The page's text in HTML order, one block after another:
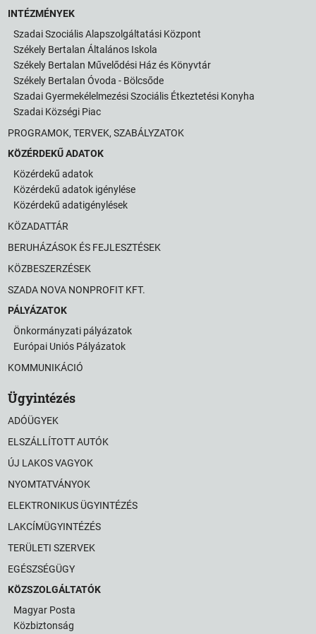
INTÉZMÉNYEK
Szadai Szociális Alapszolgáltatási Központ
Székely Bertalan Általános Iskola
Székely Bertalan Művelődési Ház és Könyvtár
Székely Bertalan Óvoda - Bölcsőde
Szadai Gyermekélelmezési Szociális Étkeztetési Konyha
Szadai Községi Piac
PROGRAMOK, TERVEK, SZABÁLYZATOK
KÖZÉRDEKŰ ADATOK
Közérdekű adatok
Közérdekű adatok igénylése
Közérdekű adatigénylések
KÖZADATTÁR
BERUHÁZÁSOK ÉS FEJLESZTÉSEK
KÖZBESZERZÉSEK
SZADA NOVA NONPROFIT KFT.
PÁLYÁZATOK
Önkormányzati pályázatok
Európai Uniós Pályázatok
KOMMUNIKÁCIÓ
Ügyintézés
ADÓÜGYEK
ELSZÁLLÍTOTT AUTÓK
ÚJ LAKOS VAGYOK
NYOMTATVÁNYOK
ELEKTRONIKUS ÜGYINTÉZÉS
LAKCÍMÜGYINTÉZÉS
TERÜLETI SZERVEK
EGÉSZSÉGÜGY
KÖZSZOLGÁLTATÓK
Magyar Posta
Közbiztonság